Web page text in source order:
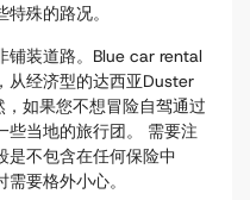
殊的路况。
铺装道路。Blue car rental
从经济型的达西亚Duster
如果您不想冒险自驾通过
些当地的旅行团。 需要注
是不包含在任何保险中
要格外小心。